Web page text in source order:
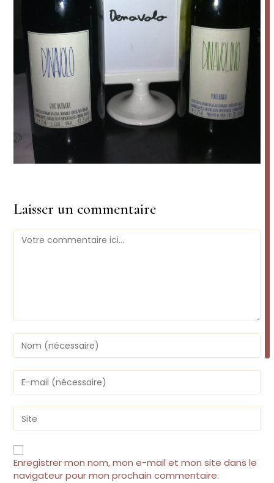
Laisser un commentaire
Comment
Enter
your
name
or
username
to
comment
Enter
your
email
address
to
comment
Saisir
l’URL
de
votre
site
(facultatif)
Enregistrer mon nom, mon e-mail et mon site dans le
navigateur pour mon prochain commentaire.